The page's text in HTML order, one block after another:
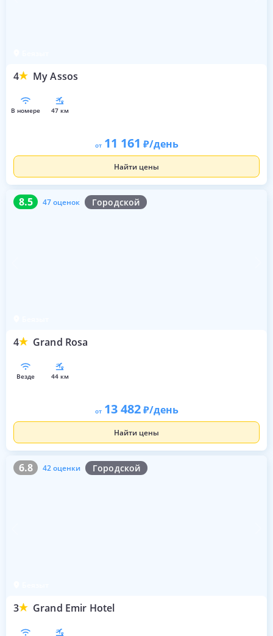
4 My Assos
в номере 47 км
от 11 161 /день
Найти цены
8.5 47 оценок Городской
4 Grand Rosa
8.5 47 оценок
везде 44 км
от 13 482 /день
Найти цены
6.8 42 оценки Городской
3 Grand Emir Hotel
6.8 42 оценки